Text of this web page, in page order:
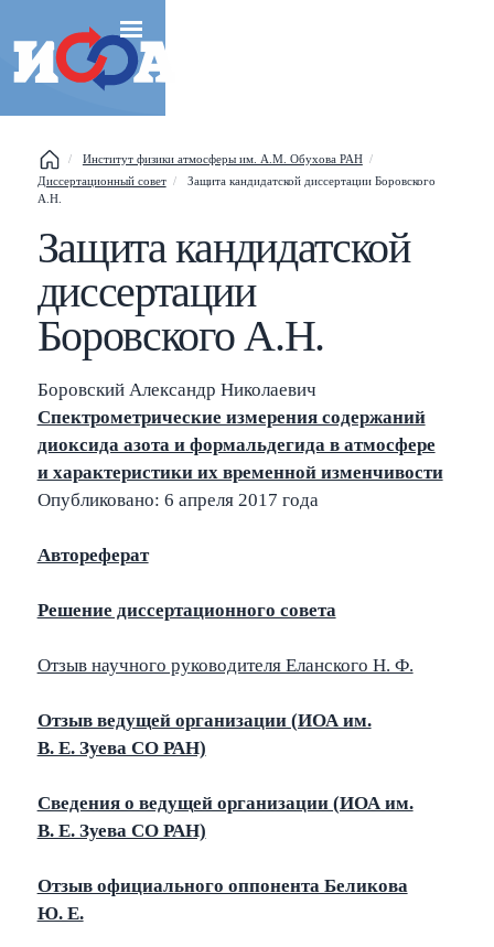
Институт физики атмосферы им. А.М. Обухова РАН
Диссертационный совет
Защита кандидатской диссертации Боровского
А.Н.
Защита кандидатской
диссертации
Боровского А.Н.
Боровский Александр Николаевич
Спектрометрические измерения содержаний
диоксида азота и формальдегида в атмосфере
и характеристики их временной изменчивости
Опубликовано: 6 апреля 2017 года
Автореферат
Решение диссертационного совета
Отзыв научного руководителя Еланского Н. Ф.
Отзыв ведущей организации (ИОА им.
В. Е. Зуева СО РАН)
Сведения о ведущей организации (ИОА им.
В. Е. Зуева СО РАН)
Отзыв официального оппонента Беликова
Ю. Е.
Search popup /
← →